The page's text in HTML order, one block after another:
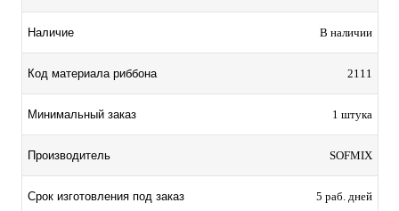
Наличие В наличии
Код материала риббона 2111
Минимальный заказ 1 штука
Производитель SOFMIX
Срок изготовления под заказ 5 раб. дней